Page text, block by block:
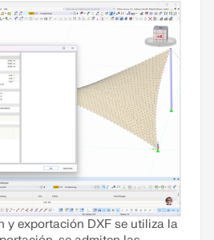
y exportación DXF se utiliza la